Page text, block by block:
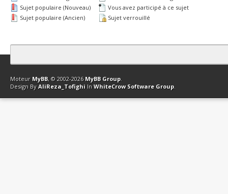
Sujet populaire (Nouveau)
Sujet populaire (Ancien)
Vous avez participé à ce sujet
Sujet verrouillé
Contact Club Affiliation Retourner en haut Version bas-débit
Moteur MyBB, © 2002-2026 MyBB Group.
Design By AliReza_Tofighi In WhiteCrow Software Group.